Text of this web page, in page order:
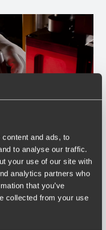
and ads, to
to analyse our traffic.
your use of our site with
analytics partners who
that you’ve
collected from your use
Brink
van Nederland
op uw automerk en model
wegneembare en